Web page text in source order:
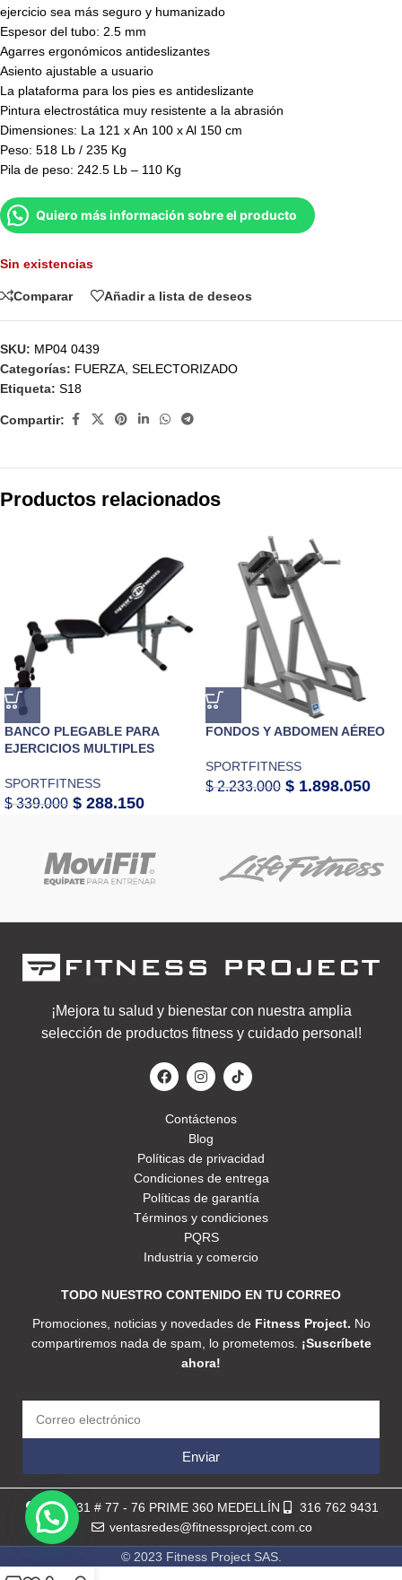
ejercicio sea más seguro y humanizado
Espesor del tubo: 2.5 mm
Agarres ergonómicos antideslizantes
Asiento ajustable a usuario
La plataforma para los pies es antideslizante
Pintura electrostática muy resistente a la abrasión
Dimensiones: La 121 x An 100 x Al 150 cm
Peso: 518 Lb / 235 Kg
Pila de peso: 242.5 Lb – 110 Kg
Quiero más información sobre el producto
Sin existencias
Comparar Añadir a lista de deseos
SKU: MP04 0439
Categorías: FUERZA SELECTORIZADO
Etiqueta: S18
Compartir:
Productos relacionados
BANCO PLEGABLE PARA
EJERCICIOS MULTIPLES
SPORTFITNESS
$339.000 $ 288.150
FONDOS Y ABDOMEN AÉREO
SPORTFITNESS
$2.233.000 $ 1.898.050
¡Mejora tu salud y bienestar con nuestra amplia
selección de productos fitness y cuidado personal!
Contáctenos
Blog
Políticas de privacidad
Condiciones de entrega
Políticas de garantía
Términos y condiciones
PQRS
Industria y comercio
TODO NUESTRO CONTENIDO EN TU CORREO
Promociones, noticias y novedades de Fitness Project. No
compartiremos nada de spam, lo prometemos. ¡Suscríbete
ahora!
Enviar
Calle 31 # 77 - 76 PRIME 360 MEDELLÍN
316 762 9431
ventasredes@fitnessproject.com.co
© 2023 Fitness Project SAS.